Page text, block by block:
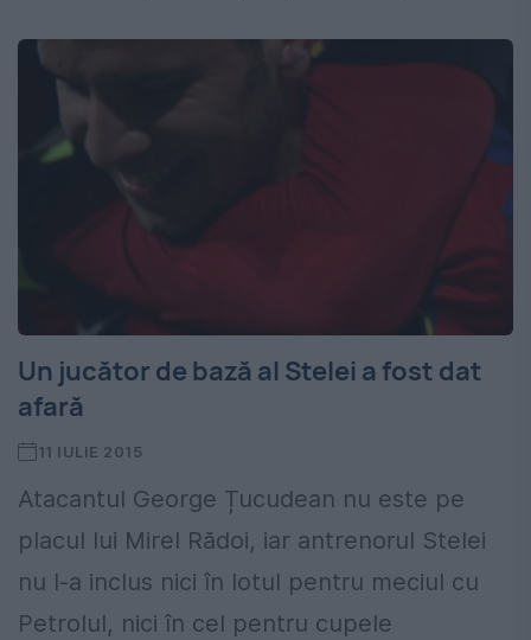
Un jucător de bază al Stelei a fost dat
afară
11 IULIE 2015
Atacantul George Țucudean nu este pe
placul lui Mirel Rădoi, iar antrenorul Stelei
nu l-a inclus nici în lotul pentru meciul cu
Petrolul, nici în cel pentru cupele